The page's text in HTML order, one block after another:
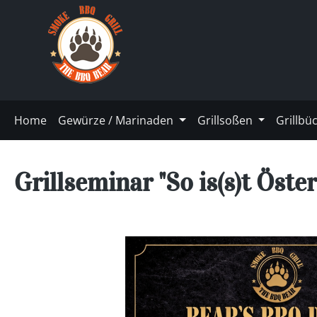
Hauptinhalt springen
Zur Suche springen
Zur Hauptnavigation springen
Home Gewürze / Marinaden Grillsoßen
Grillseminar "So is(s)t
Bildergalerie überspringen